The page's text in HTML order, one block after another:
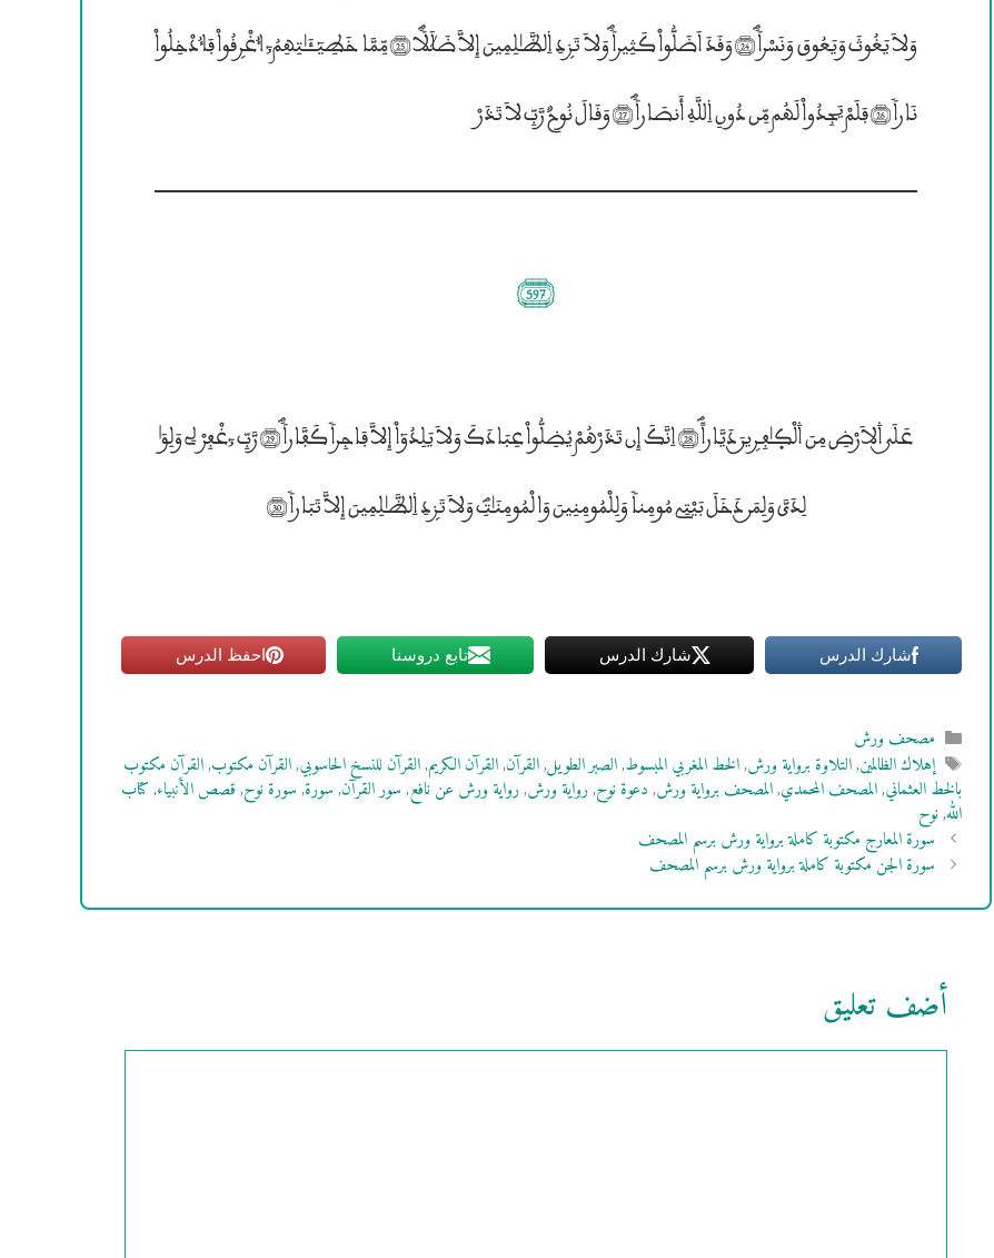
وَلاَ يَغُوثَ وَيَعُوقَ وَنَسْراًؐ (24) وَقَدَ اَضَلُّواْ كَثِيراًؐ وَلاَ تَزۣدِ ۱لظَّـٰلِمِينَ إِلاَّ ضَچَلًؐا (25) مِّمَّا خَطِيٓــَٔــٰتِهِمُ; ٱُغْرۣقُواْ فَٱُدْخِلُواْ
نَاراً (26) فَلَمْ يَجِدُواْ لَهُم مِّن دُونِ ۱للَّهِ أَنصَاراًؐ (27) وَقَالَ نُوحٌ رَّبِّ لاَ تَذَرْ
(597)
عَلَــي ۰لاَرْضِ مِنَ ۰لْكۭـٰفِـرۣيــنَ دَيَّاراٗؐ (28) اِنَّكَ إِن تَذَرْهُمْ يُضِلُّواْ عِبَادَكَ وَلاَ يَلِدُوٓاْ إِلاَّ فَاجِراً كَفَّاراًؐ (29) رَّبِّ ‘غْفِرْ لِى وَلِوَ؛
لِدَيَّ وَلِمَــن دَخَلَ بَيْتِى مُومِناً وَلِلْمُومِنِينَ وَالْمُومِنَـٰتِؐ وَلاَ تَزۣدِ ۱لظَّـٰلِمِينَ إِلاَّ تَبَاراً (30)
شارك الدرس شارك الدرس تابع دروسنا احفظ الدرس
التصنيفات
مصحف ورش
الوسوم
إهلاك الظالمين,التلاوة برواية ورش,الخط المغربي المبسوط,الصبر الطويل,القرآن,القرآن الكريم,القرآن للنسخ الحاسوبي,القرآن مكتوب,القرآن مكتوب
بالخط العثماني,المصحف المحمدي,المصحف برواية ورش,دعوة نوح,رواية ورش,رواية ورش عن نافع,سور القرآن,سورة,سورة نوح,قصص الأنبياء,كتاب
الله,نوح
سورة المعارج مكتوبة كاملة برواية ورش برسم المصحف
سورة الجن مكتوبة كاملة برواية ورش برسم المصحف
أضف تعليق